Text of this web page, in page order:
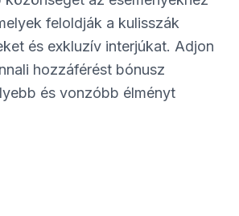
feloldják a kulisszák
és exkluzív interjúkat. Adjon
hozzáférést bónusz
és vonzóbb élményt